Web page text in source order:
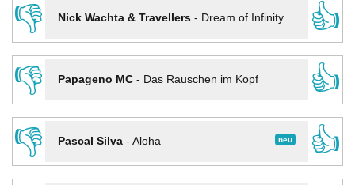
👎
Nick Wachta & Travellers- Dream of Infinity
👍
👎
Papageno MC- Das Rauschen im Kopf
👍
👎
neu
Pascal Silva- Aloha
👍